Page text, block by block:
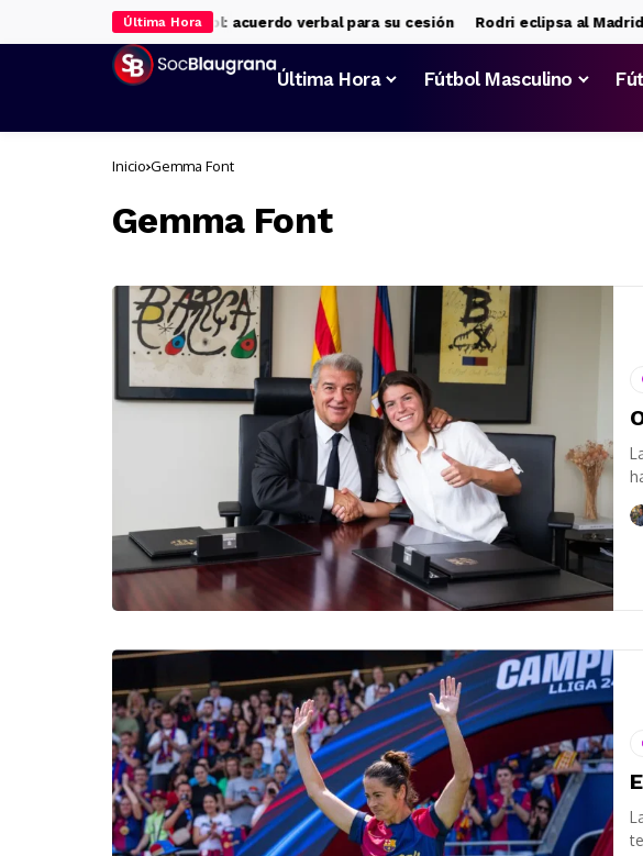
Última Hora
Araújo, rumbo al Liverpool: acuerdo verbal para su cesión Rodri eclipsa al Madrid
Última Hora Fútbol Masculino
Inicio Gemma Font
Gemma Font